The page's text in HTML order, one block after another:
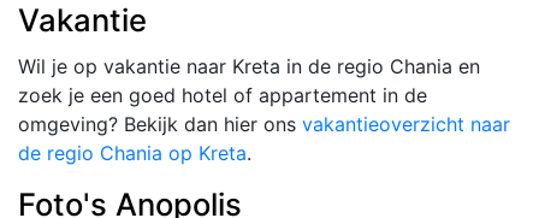
Vakantie
Wil je op vakantie naar Kreta in de regio Chania en
zoek je een goed hotel of appartement in de
omgeving? Bekijk dan hier ons vakantieoverzicht naar
de regio Chania op Kreta.
Foto's Anopolis